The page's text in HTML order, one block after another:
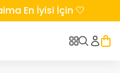
En İyisi İçin 🤍